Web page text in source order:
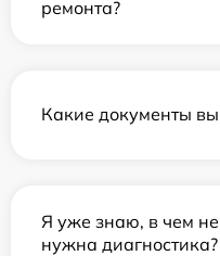
ремонта?
Какие документы вы
Я уже знаю, в чем
нужна диагностика?